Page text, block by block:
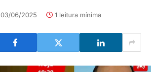
03/06/2025 1 leitura mínima